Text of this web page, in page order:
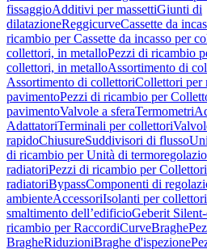
fissaggioAdditivi per massettiGiunti di
dilatazioneReggicurveCassette da
ricambio per Cassette da incasso per
collettori, in metalloPezzi di ricambio
collettori, in metalloAssortimento di
Assortimento di collettoriCollettori per
pavimentoPezzi di ricambio per
pavimentoValvole a sferaTermometri
AdattatoriTerminali per collettori
rapidoChiusureSuddivisori di flusso
di ricambio per Unità di
radiatoriPezzi di ricambio per
radiatoriBypassComponenti di
ambienteAccessoriIsolanti per collettori
smaltimento dell’edificioGeberit
ricambio per RaccordiCurveBraghe
BragheRiduzioniBraghe d'ispezione